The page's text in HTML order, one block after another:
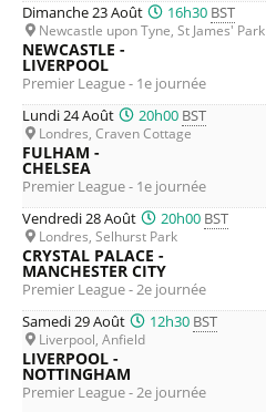
Dimanche 23 Août 16h30 BST
Newcastle upon Tyne, St James' Park
NEWCASTLE -
LIVERPOOL
Premier League - 1e journée
Lundi 24 Août 20h00 BST
Londres, Craven Cottage
FULHAM -
CHELSEA
Premier League - 1e journée
Vendredi 28 Août 20h00 BST
Londres, Selhurst Park
CRYSTAL PALACE -
MANCHESTER CITY
Premier League - 2e journée
Samedi 29 Août 12h30 BST
Liverpool, Anfield
LIVERPOOL -
NOTTINGHAM
Premier League - 2e journée